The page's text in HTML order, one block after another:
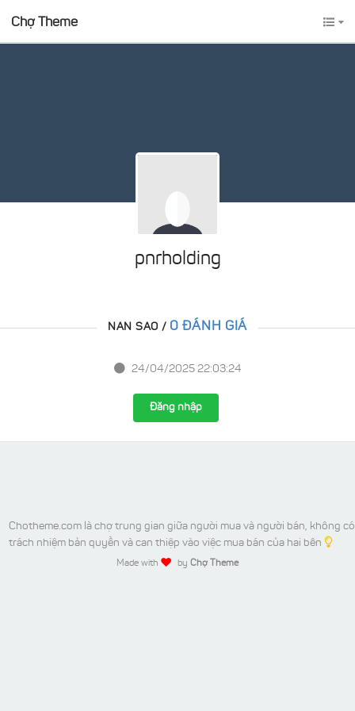
Chợ Theme
pnrholding
NAN SAO / 0 ĐÁNH GIÁ
24/04/2025 22:03:24
Đăng nhập
Chotheme.com là chợ trung gian giữa người mua và người bán, không có
trách nhiệm bản quyền và can thiệp vào việc mua bán của hai bên
Made with by Chợ Theme